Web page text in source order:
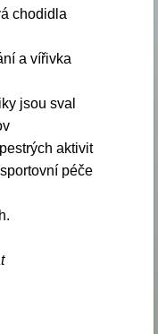
chodidla
a vířivka
jsou sval
aktivit
péče
potkávat